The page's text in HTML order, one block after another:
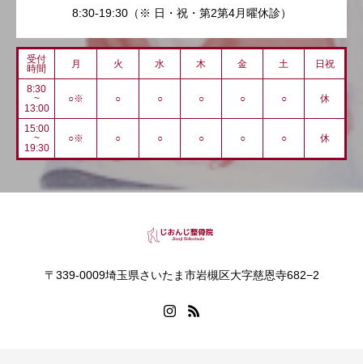
8:30-19:30（※ 日・祝・第2第4月曜休診）
受付
時間
月 火 水 木 金 土 日祝
8:30
~
13:00
○※ ○ ○ ○ ○ ○ 休
15:00
~
19:30
○※ ○ ○ ○ ○ ○ 休
〒339-0009埼玉県さいたま市岩槻区大字慈恩寺682−2